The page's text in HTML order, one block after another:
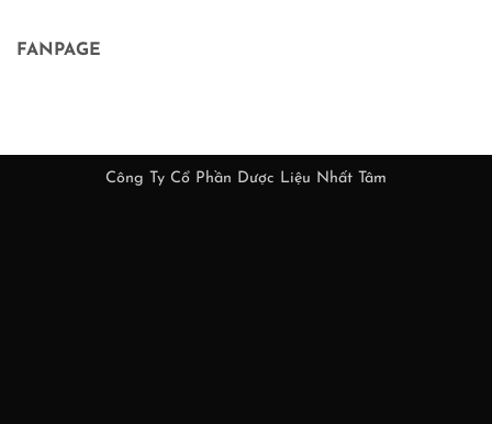
FANPAGE
Công Ty Cổ Phần Dược Liệu Nhất Tâm